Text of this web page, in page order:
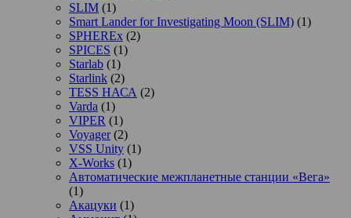
SLIM (1)
Smart Lander for Investigating Moon (SLIM) (1)
SPHEREx (2)
SPICES (1)
Starlab (1)
Starlink (2)
TESS НАСА (2)
Varda (1)
VIPER (1)
Voyager(2)
VSS Unity (1)
X-Works (1)
Автоматические межпланетные станции «Вега»
(1)
Акацуки (1)